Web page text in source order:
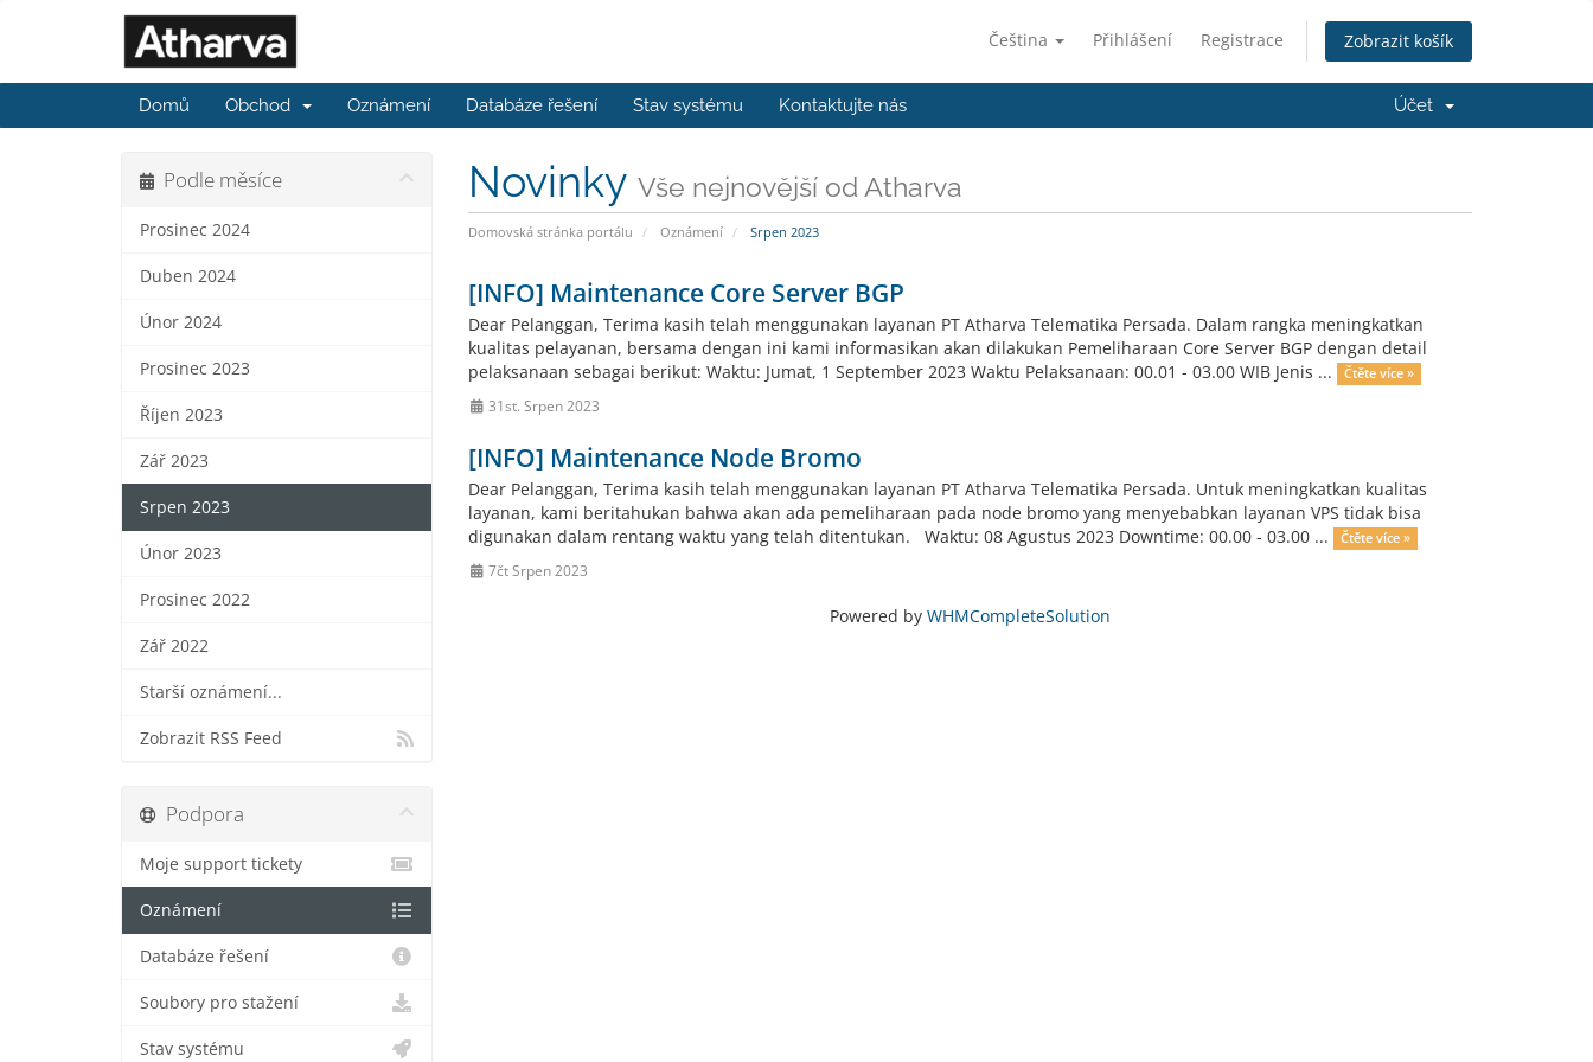
Čeština Přihlášení Registrace Zobrazit košík
Domů Obchod Oznámení Databáze řešení Stav systému Kontaktujte nás Účet
Novinky Vše nejnovější od Atharva
Domovská stránka portálu Oznámení Srpen 2023
Podle měsíce
Prosinec 2024
Duben 2024
Únor 2024
Prosinec 2023
Říjen 2023
Zář 2023
Srpen 2023
Únor 2023
Prosinec 2022
Zář 2022
Starší oznámení...
Zobrazit RSS Feed
[INFO] Maintenance Core Server BGP
Dear Pelanggan, Terima kasih telah menggunakan layanan PT Atharva Telematika Persada. Dalam rangka meningkatkan
kualitas pelayanan, bersama dengan ini kami informasikan akan dilakukan Pemeliharaan Core Server BGP dengan detail
pelaksanaan sebagai berikut: Waktu: Jumat, 1 September 2023 Waktu Pelaksanaan: 00.01 - 03.00 WIB Jenis ...
Čtěte více »
31st. Srpen 2023
[INFO] Maintenance Node Bromo
Dear Pelanggan, Terima kasih telah menggunakan layanan PT Atharva Telematika Persada. Untuk meningkatkan kualitas
layanan, kami beritahukan bahwa akan ada pemeliharaan pada node bromo yang menyebabkan layanan VPS tidak bisa
digunakan dalam rentang waktu yang telah ditentukan. Waktu: 08 Agustus 2023 Downtime: 00.00 - 03.00 ...
Čtěte více »
7čt Srpen 2023
Powered by WHMCompleteSolution
Podpora
Moje support tickety
Oznámení
Databáze řešení
Soubory pro stažení
Stav systému